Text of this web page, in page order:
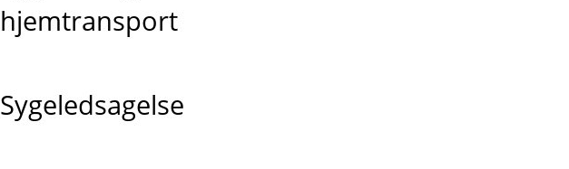
hjemtransport
Sygeledsagelse